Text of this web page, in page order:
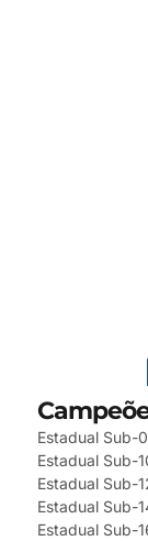
Estadual Sub-
Estadual Sub-
Estadual Sub-
Estadual Sub-
Estadual Sub-